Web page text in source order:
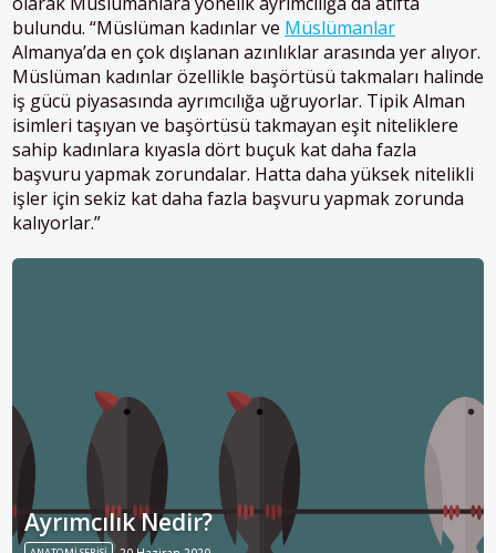
bulundu. “Müslüman kadınlar ve Müslümanlar
Almanya’da en çok dışlanan azınlıklar arasında yer alıyor.
Müslüman kadınlar özellikle başörtüsü takmaları halinde
iş gücü piyasasında ayrımcılığa uğruyorlar. Tipik Alman
isimleri taşıyan ve başörtüsü takmayan eşit niteliklere
sahip kadınlara kıyasla dört buçuk kat daha fazla
başvuru yapmak zorundalar. Hatta daha yüksek nitelikli
işler için sekiz kat daha fazla başvuru yapmak zorunda
kalıyorlar.”
Ayrımcılık Nedir?